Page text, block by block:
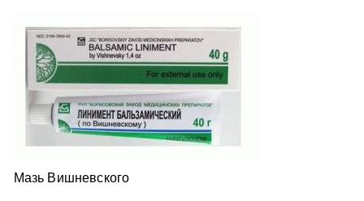
Мазь Вишневского